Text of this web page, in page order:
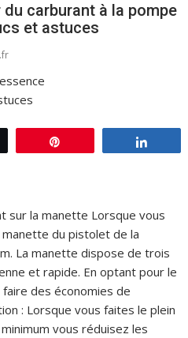
carburant à la pompe
et astuces
sur la manette Lorsque vous
manette du pistolet de la
La manette dispose de trois
et rapide. En optant pour le
des économies de
: Lorsque vous faites le plein
vous réduisez les